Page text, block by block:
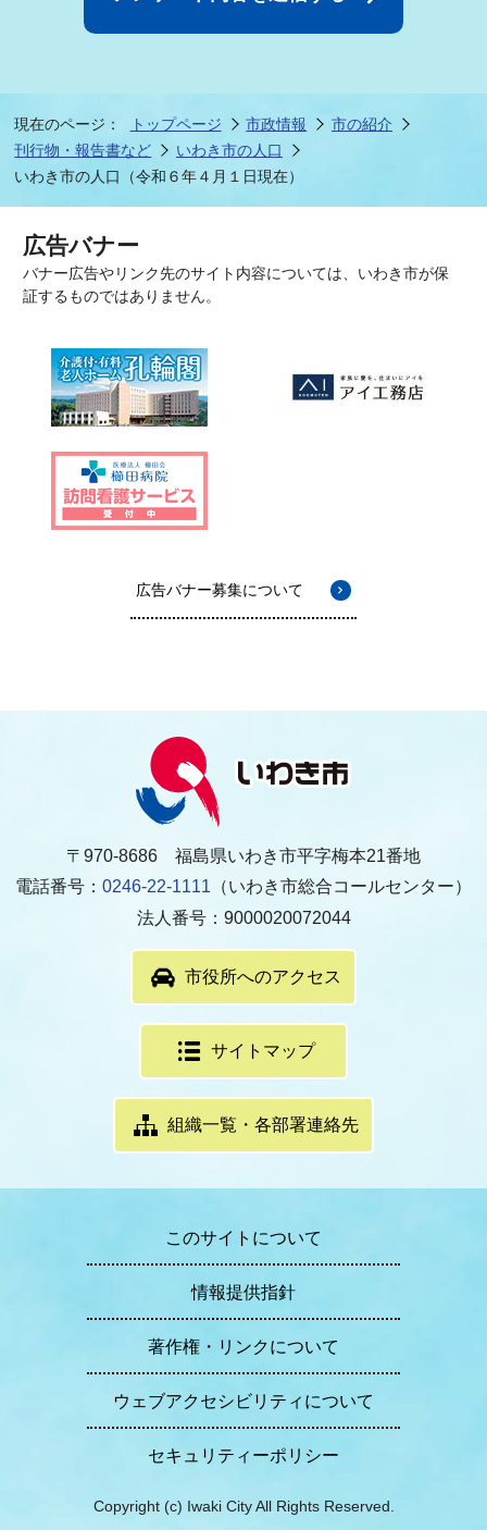
現在のページ： トップページ 市政情報
市の紹介
刊行物・報告書など
いわき市の人口
いわき市の人口（令和６年４月１日現在）
広告バナー
バナー広告やリンク先のサイト内容については、いわき市が保
証するものではありません。
広告バナー募集について
〒970-8686 福島県いわき市平字梅本21番地
電話番号： 0246-22-1111 （いわき市総合コールセンター）
法人番号：9000020072044
市役所へのアクセス
サイトマップ
組織一覧・各部署連絡先
このサイトについて
情報提供指針
著作権・リンクについて
ウェブアクセシビリティについて
セキュリティーポリシー
Copyright (c) Iwaki City All Rights Reserved.